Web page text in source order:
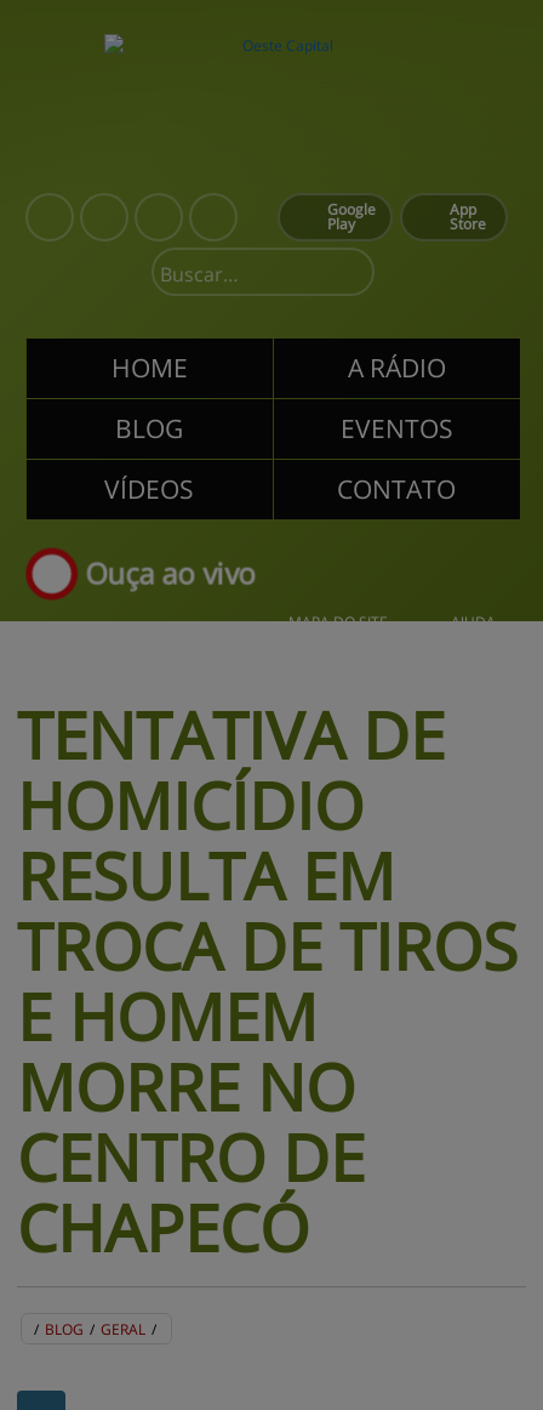
App
Store
Google
Play
HOME
A RÁDIO
BLOG
EVENTOS
VÍDEOS
CONTATO
Ouça ao vivo
MAPA DO SITE AJUDA
TENTATIVA DE
HOMICÍDIO
RESULTA EM
E HOMEM
MORRE NO
CENTRO DE
CHAPECÓ
/ BLOG / GERAL /